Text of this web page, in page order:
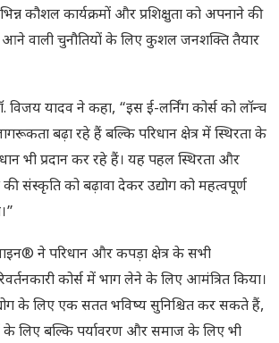
कौशल कार्यक्रमों और प्रशिक्षुता को अपनाने की
वाली चुनौतियों के लिए कुशल जनशक्ति तैयार
यादव ने कहा, “इस ई-लर्निंग कोर्स को लॉन्च
बढ़ा रहे हैं बल्कि परिधान क्षेत्र में स्थिरता के
भी प्रदान कर रहे हैं। यह पहल स्थिरता और
की संस्कृति को बढ़ावा देकर उद्योग को महत्वपूर्ण
ने परिधान और कपड़ा क्षेत्र के सभी
कोर्स में भाग लेने के लिए आमंत्रित किया।
के लिए एक सतत भविष्य सुनिश्चित कर सकते हैं,
लिए बल्कि पर्यावरण और समाज के लिए भी